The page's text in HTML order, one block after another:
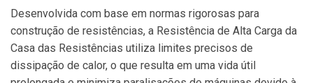
Desenvolvida com base em normas rigorosas para
construção de resistências, a Resistência de Alta Carga da
Casa das Resistências utiliza limites precisos de
dissipação de calor, o que resulta em uma vida útil